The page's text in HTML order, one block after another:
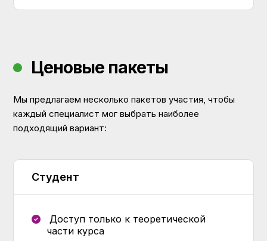
Ценовые пакеты
Мы предлагаем несколько пакетов участия, чтобы
каждый специалист мог выбрать наиболее
подходящий вариант:
Студент
Доступ только к теоретической
части курса